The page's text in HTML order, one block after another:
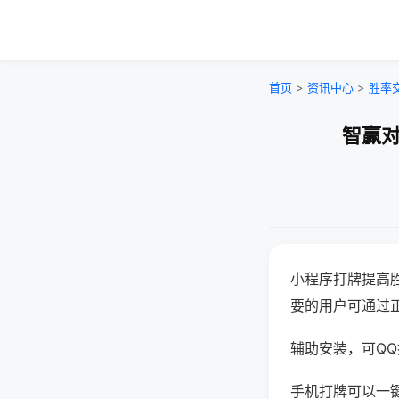
首页 > 资讯中心 > 胜率
智赢
小程序打牌提高
要的用户可通过
辅助安装，可
手机打牌可以一